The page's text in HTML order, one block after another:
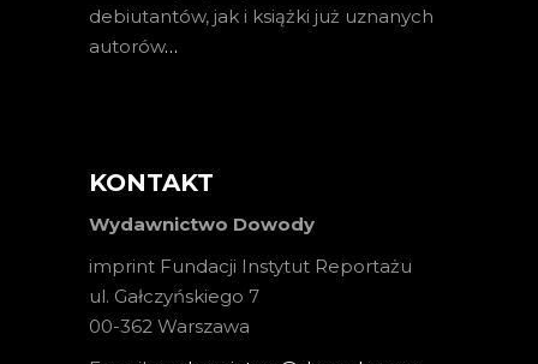
debiutantów, jak i książki już uznanych
autorów…
KONTAKT
Wydawnictwo Dowody
imprint Fundacji Instytut Reportażu
ul. Gałczyńskiego 7
00-362 Warszawa